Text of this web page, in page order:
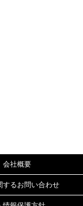
会社概要
するお問い合わせ